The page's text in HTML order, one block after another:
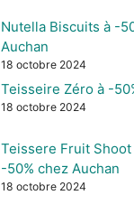
Nutella Biscuits à -
Auchan
18 octobre 2024
Teisseire Zéro à -
18 octobre 2024
Teissere Fruit
-50% chez Auchan
18 octobre 2024